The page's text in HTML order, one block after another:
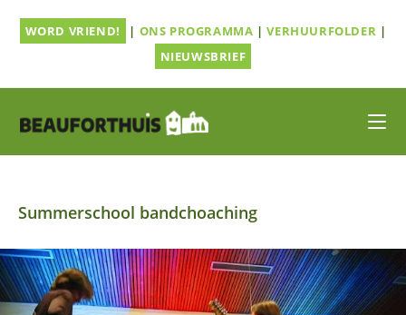
naarWORD VRIEND! | ONS PROGRAMMA |VERHUURFOLDER |
NIEUWSBRIEF
Summerschool bandchoaching